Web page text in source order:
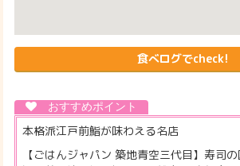
食べログでcheck!
本格派江戸前鮨が味わえる名店
【ごはんジャパン 築地青空三代目】寿司